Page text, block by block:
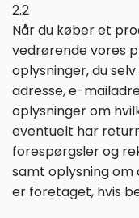
2.2
Når du køber et
vedrørende vores
oplysninger, du
adresse, e-
oplysninger om
eventuelt har
forespørgsler og
samt oplysning om
er foretaget, hvis